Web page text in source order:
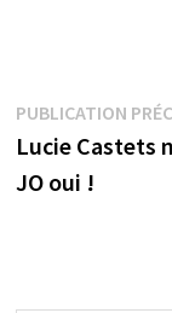
de
PUBLICATION
Lucie Castets
JO oui !